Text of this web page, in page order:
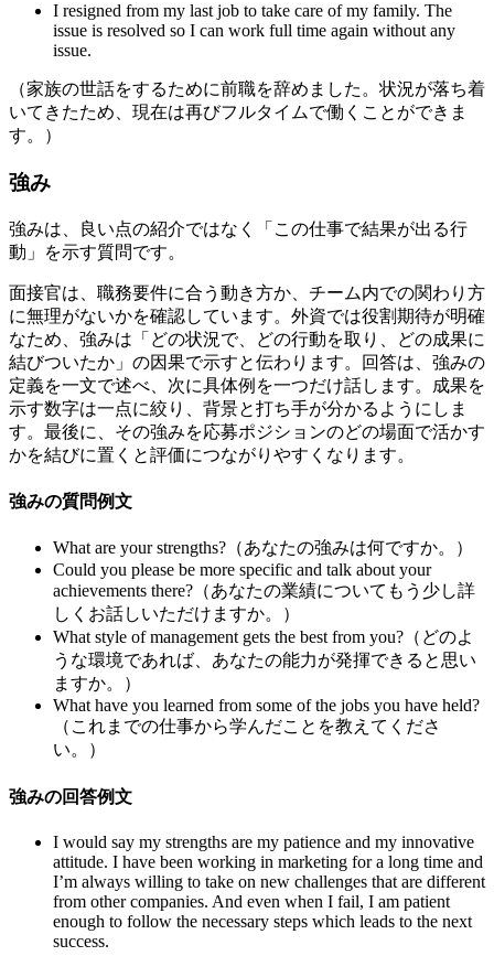
I resigned from my last job to take care of my family. The
issue is resolved so I can work full time again without any
issue.
（家族の世話をするために前職を辞めました。状況が落ち着
いてきたため、現在は再びフルタイムで働くことができま
す。）
強み
強みは、良い点の紹介ではなく「この仕事で結果が出る行
動」を示す質問です。
面接官は、職務要件に合う動き方か、チーム内での関わり方
に無理がないかを確認しています。外資では役割期待が明確
なため、強みは「どの状況で、どの行動を取り、どの成果に
結びついたか」の因果で示すと伝わります。回答は、強みの
定義を一文で述べ、次に具体例を一つだけ話します。成果を
示す数字は一点に絞り、背景と打ち手が分かるようにしま
す。最後に、その強みを応募ポジションのどの場面で活かす
かを結びに置くと評価につながりやすくなります。
強みの質問例文
What are your strengths?（あなたの強みは何ですか。）
Could you please be more specific and talk about your
achievements there?（あなたの業績についてもう少し詳
しくお話しいただけますか。）
What style of management gets the best from you?（どのよ
うな環境であれば、あなたの能力が発揮できると思い
ますか。）
What have you learned from some of the jobs you have held?
（これまでの仕事から学んだことを教えてくださ
い。）
強みの回答例文
I would say my strengths are my patience and my innovative
attitude. I have been working in marketing for a long time and
I’m always willing to take on new challenges that are different
from other companies. And even when I fail, I am patient
enough to follow the necessary steps which leads to the next
success.